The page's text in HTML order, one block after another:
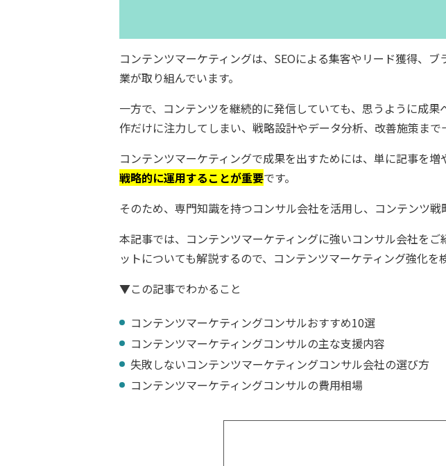
コンテンツマーケティングは、SEOによる集客やリード獲得、
業が取り組んでいます。
一方で、コンテンツを継続的に発信していても、思うように成
作だけに注力してしまい、戦略設計やデータ分析、改善施策まで
コンテンツマーケティングで成果を出すためには、単に記事を増
戦略的に運用することが重要です。
そのため、専門知識を持つコンサル会社を活用し、コンテンツ
本記事では、コンテンツマーケティングに強いコンサル会社を
ットについても解説するので、コンテンツマーケティング強化
▼この記事でわかること
コンテンツマーケティングコンサルおすすめ10選
コンテンツマーケティングコンサルの主な支援内容
失敗しないコンテンツマーケティングコンサル会社の選び方
コンテンツマーケティングコンサルの費用相場